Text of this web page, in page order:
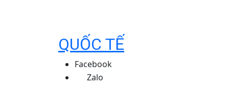
QUỐC TẾ
Facebook
Zalo